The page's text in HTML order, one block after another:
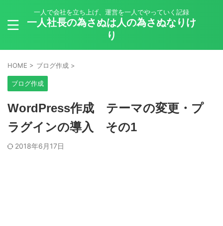
一人で会社を立ち上げ、運営を一人でやっていく記録
一人社長の為さぬは人の為さぬなりけ
り
HOME > ブログ作成 >
ブログ作成
WordPress作成 テーマの変更・プ
ラグインの導入 その1
2018年6月17日